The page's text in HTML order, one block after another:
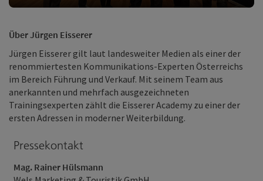
Über Jürgen Eisserer
Jürgen Eisserer gilt laut landesweiter Medien als einer der
renommiertesten Kommunikations-Experten Österreichs
im Bereich Führung und Verkauf. Mit seinem Team aus
anerkannten und mehrfach ausgezeichneten
Trainingsexperten zählt die Eisserer Academy zu einer der
ersten Adressen in moderner Weiterbildung.
Pressekontakt
Mag. Rainer Hülsmann